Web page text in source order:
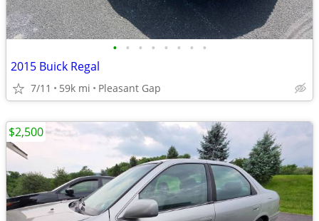
• • • • • • • •
2015 Buick Regal
7/11 59k mi Pleasant Gap
$2,500